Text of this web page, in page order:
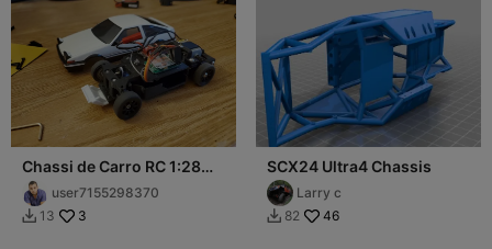
Chassi de Carro RC 1:28
Impresso em 3D
user7155298370
 13 3
SCX24 Ultra4 Chassis
Larry c
 82 46